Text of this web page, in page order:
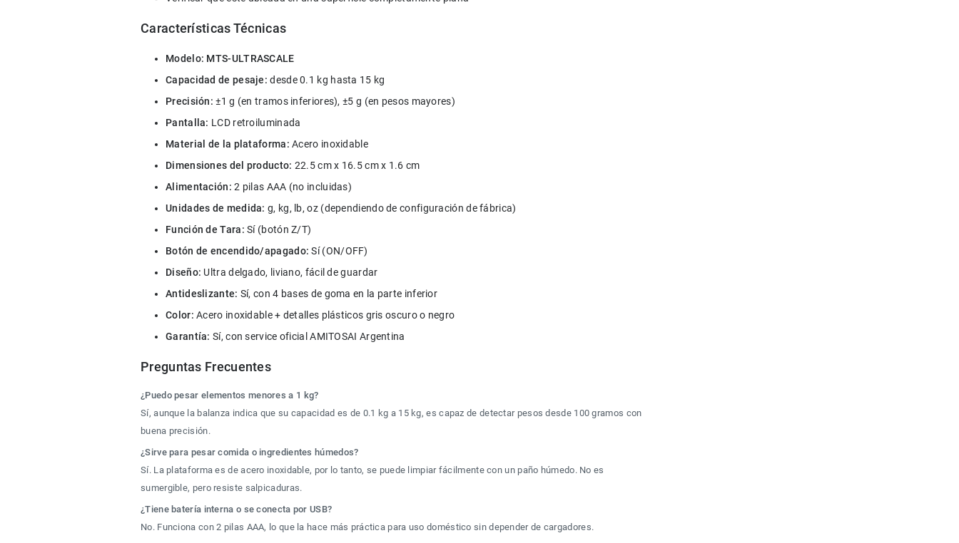
Características Técnicas
Modelo: MTS-ULTRASCALE
Capacidad de pesaje: desde 0.1 kg hasta 15 kg
Precisión: ±1 g (en tramos inferiores), ±5 g (en pesos mayores)
Pantalla: LCD retroiluminada
Material de la plataforma: Acero inoxidable
Dimensiones del producto: 22.5 cm x 16.5 cm x 1.6 cm
Alimentación: 2 pilas AAA (no incluidas)
Unidades de medida: g, kg, lb, oz (dependiendo de configuración de fábrica)
Función de Tara: Sí (botón Z/T)
Botón de encendido/apagado: Sí (ON/OFF)
Diseño: Ultra delgado, liviano, fácil de guardar
Antideslizante: Sí, con 4 bases de goma en la parte inferior
Color: Acero inoxidable + detalles plásticos gris oscuro o negro
Garantía: Sí, con service oficial AMITOSAI Argentina
Preguntas Frecuentes
¿Puedo pesar elementos menores a 1 kg?
Sí, aunque la balanza indica que su capacidad es de 0.1 kg a 15 kg, es capaz de detectar pesos desde 100 gramos con
buena precisión.
¿Sirve para pesar comida o ingredientes húmedos?
Sí. La plataforma es de acero inoxidable, por lo tanto, se puede limpiar fácilmente con un paño húmedo. No es
sumergible, pero resiste salpicaduras.
¿Tiene batería interna o se conecta por USB?
No. Funciona con 2 pilas AAA, lo que la hace más práctica para uso doméstico sin depender de cargadores.